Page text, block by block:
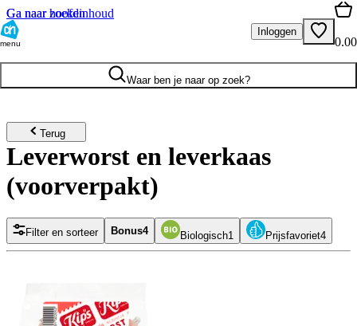
Ga naar hoofdinhoud
Ga naar zoeken
menu
Inloggen
0.00
Waar ben je naar op zoek?
Terug
Leverworst en leverkaas
(voorverpakt)
Filter en sorteer Bonus4 Biologisch1 Prijsfavoriet4